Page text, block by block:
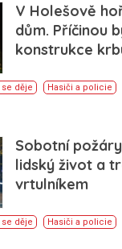
V Holešově
dům. Příčinou
konstrukce
se děje Hasiči a policie
Sobotní
lidský život a
vrtulníkem
se děje Hasiči a policie